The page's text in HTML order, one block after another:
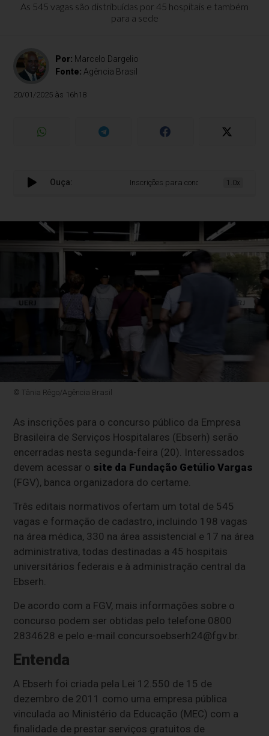
As 545 vagas são distribuídas por 45 hospitais e também
para a sede
Por: Marcelo Dargelio
Fonte: Agência Brasil
20/01/2025 às 16h18
Ouça: Inscrições para concurso da Ebserh
1.0x
© Tânia Rêgo/Agência Brasil
As inscrições para o concurso público da Empresa
Brasileira de Serviços Hospitalares (Ebserh) serão
encerradas nesta segunda-feira (20). Interessados
devem acessar o site da Fundação Getúlio Vargas
(FGV), banca organizadora do certame.
Três editais normativos ofertam um total de 545
vagas e formação de cadastro, incluindo 198 vagas
na área médica, 330 na área assistencial e 17 na área
administrativa, todas destinadas a 45 hospitais
universitários federais e à administração central da
Ebserh.
De acordo com a FGV, mais informações sobre o
concurso podem ser obtidas pelo telefone 0800
2834628 e pelo e-mail concursoebserh24@fgv.br.
Entenda
A Ebserh foi criada pela Lei 12.550 de 15 de
dezembro de 2011 como uma empresa pública
vinculada ao Ministério da Educação (MEC) com a
finalidade de prestar serviços gratuitos de